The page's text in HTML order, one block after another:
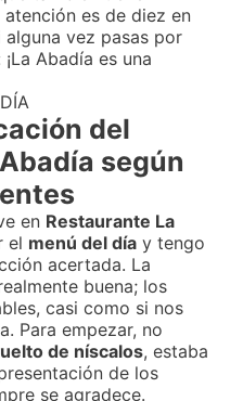
es de diez en
vez pasas por
Abadía es una
del
según
en Restaurante La
el menú del día y tengo
acertada. La
buena; los
casi como si nos
Para empezar, no
de níscalos, estaba
de los
se agradece.